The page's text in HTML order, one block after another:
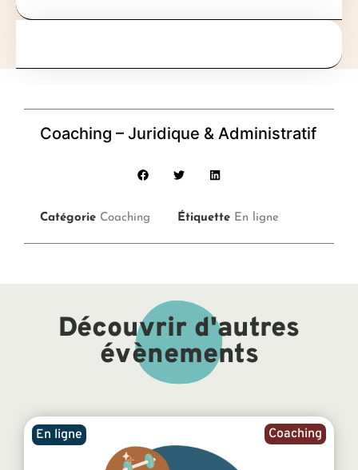
Coaching – Juridique & Administratif
Catégorie Coaching Étiquette En ligne
Découvrir d'autres
évènements
Coaching
En ligne